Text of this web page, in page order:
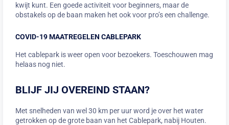
kwijt kunt. Een goede activiteit voor beginners, maar de
obstakels op de baan maken het ook voor pro’s een challenge.
COVID-19 MAATREGELEN CABLEPARK
Het cablepark is weer open voor bezoekers. Toeschouwen mag
helaas nog niet.
BLIJF JIJ OVEREIND STAAN?
Met snelheden van wel 30 km per uur word je over het water
getrokken op de grote baan van het Cablepark, nabij Houten.